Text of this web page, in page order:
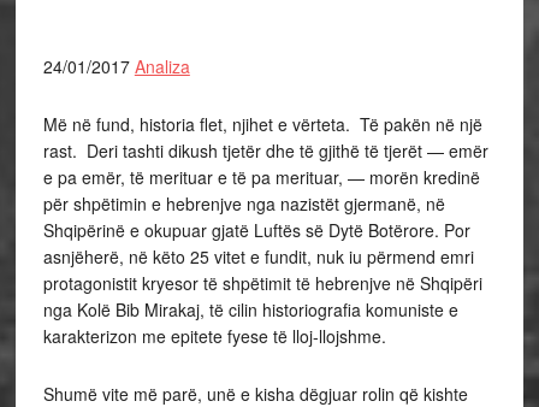
24/01/2017 Analiza
Më në fund, historia flet, njihet e vërteta. Të pakën në një
rast. Deri tashti dikush tjetër dhe të gjithë të tjerët — emër
e pa emër, të merituar e të pa merituar, — morën kredinë
për shpëtimin e hebrenjve nga nazistët gjermanë, në
Shqipërinë e okupuar gjatë Luftës së Dytë Botërore. Por
asnjëherë, në këto 25 vitet e fundit, nuk iu përmend emri
protagonistit kryesor të shpëtimit të hebrenjve në Shqipëri
nga Kolë Bib Mirakaj, të cilin historiografia komuniste e
karakterizon me epitete fyese të lloj-llojshme.
Shumë vite më parë, unë e kisha dëgjuar rolin që kishte